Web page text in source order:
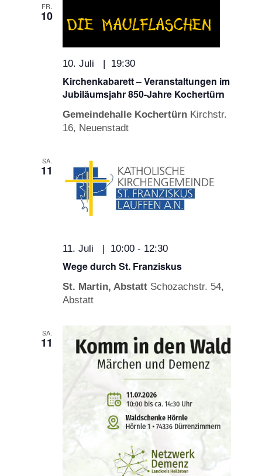
FR.
10
Kirchenkabarett – Veranstaltungen im
Jubiläumsjahr 850-Jahre Kochertürn
10. Juli | 19:30
Gemeindehalle Kochertürn Kirchstr.
16, Neuenstadt
SA.
11
Wege durch St. Franziskus
11. Juli | 10:00 - 12:30
St. Martin, Abstatt Schozachstr. 54,
Abstatt
SA.
11